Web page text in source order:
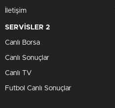
İletişim
SERVİSLER 2
Canlı Borsa
Canlı Sonuçlar
Canlı TV
Futbol Canlı Sonuçlar